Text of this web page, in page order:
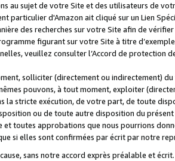
au sujet de votre Site et des utilisateurs de
particulier d'Amazon ait cliqué sur un Lien
des recherches sur votre Site afin de
figurant sur votre Site à titre
veuillez consulter l’Accord de protection
solliciter (directement ou indirectement)
pouvons, à tout moment, exploiter
la stricte exécution, de votre part, de toute
ou de toute autre disposition du
toutes approbations que nous pourrions
si elles sont confirmées par écrit par notre
sans notre accord exprès préalable et